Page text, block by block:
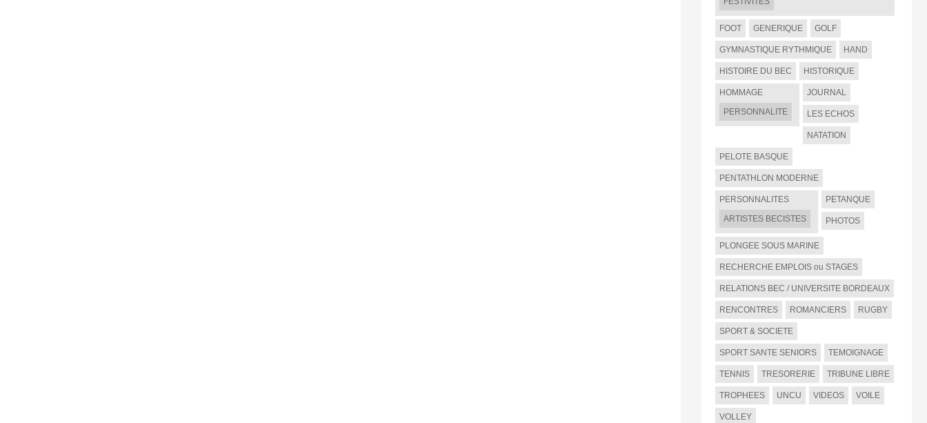
FOOT GENERIQUE GOLF
GYMNASTIQUE RYTHMIQUE HAND
HISTOIRE DU BEC HISTORIQUE
HOMMAGE
PERSONNALITE
JOURNAL
LES ECHOS
NATATION
PELOTE BASQUE
PENTATHLON MODERNE
PERSONNALITES
ARTISTES BECISTES
PETANQUE
PHOTOS
PLONGEE SOUS MARINE
RECHERCHE EMPLOIS ou STAGES
RELATIONS BEC / UNIVERSITE BORDEAUX
RENCONTRES ROMANCIERS RUGBY
SPORT & SOCIETE
SPORT SANTE SENIORS TEMOIGNAGE
TENNIS TRESORERIE TRIBUNE LIBRE
TROPHEES UNCU VIDEOS VOILE
VOLLEY